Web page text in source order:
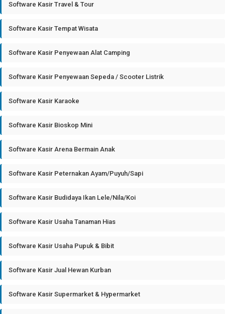
Software Kasir Travel & Tour
Software Kasir Tempat Wisata
Software Kasir Penyewaan Alat Camping
Software Kasir Penyewaan Sepeda / Scooter Listrik
Software Kasir Karaoke
Software Kasir Bioskop Mini
Software Kasir Arena Bermain Anak
Software Kasir Peternakan Ayam/Puyuh/Sapi
Software Kasir Budidaya Ikan Lele/Nila/Koi
Software Kasir Usaha Tanaman Hias
Software Kasir Usaha Pupuk & Bibit
Software Kasir Jual Hewan Kurban
Software Kasir Supermarket & Hypermarket